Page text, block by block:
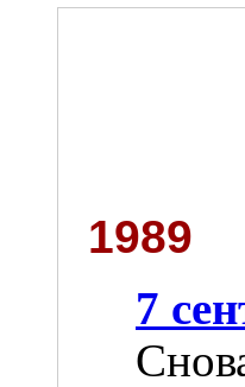
1989
7